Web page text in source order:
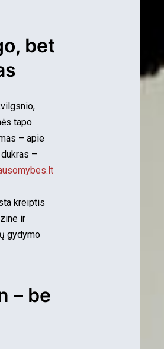
bet
tapo
– apie
–
kreiptis
ir
gydymo
– be